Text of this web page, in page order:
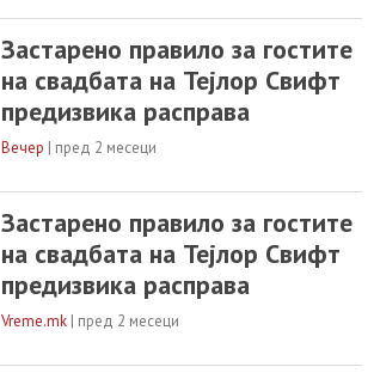
блиско пријателство завршило со сериозен
раздор. Според извештај на „TMZ“,
повикувајќи се на извори блиски до двете
страни, Клос ќе биде меѓу гостите на
свадбената церемонија
Застарено правило за гостите
на свадбата на Тејлор Свифт
предизвика расправа
Вечер | пред 2 месеци
Застарено правило за гостите
на свадбата на Тејлор Свифт
предизвика расправа
Vreme.mk | пред 2 месеци